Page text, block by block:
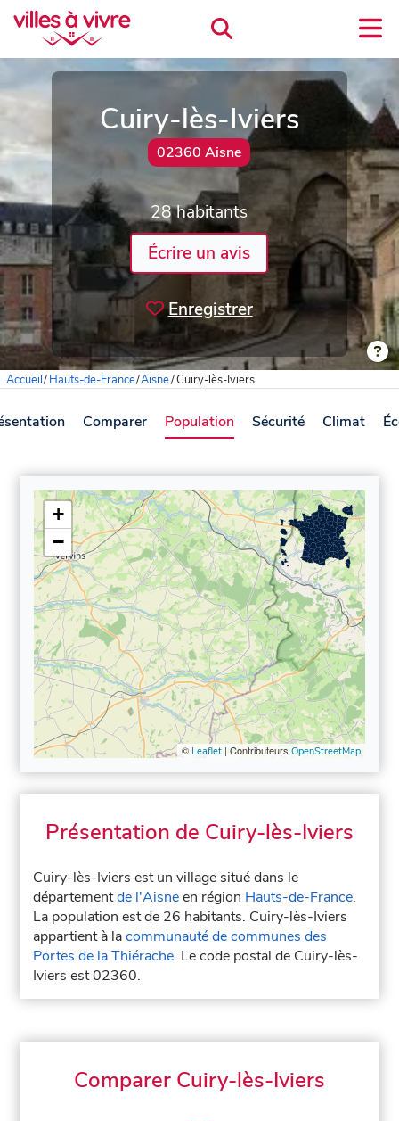
Cuiry-lès-Iviers
02360 Aisne
28 habitants
Écrire un avis
Enregistrer
Accueil/Hauts-de-France/Aisne/Cuiry-lès-Iviers
Comparer Population Sécurité Climat
+
−
© Leaflet| Contributeurs OpenStreetMap
Présentation de Cuiry-lès-Iviers
Cuiry-lès-Iviers est un village situé dans le
départementde l'Aisneen région Hauts-de-France.
La population est de 26 habitants. Cuiry-lès-Iviers
appartient à lacommunauté de communes des
Portes de la Thiérache. Le code postal de Cuiry-lès-
Iviers est 02360.
Comparer Cuiry-lès-Iviers